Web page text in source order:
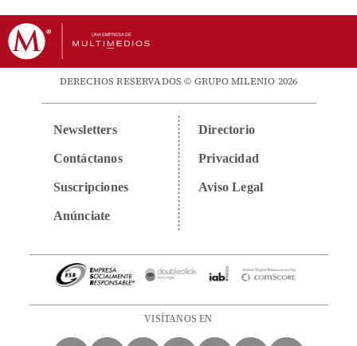
DERECHOS RESERVADOS © GRUPO MILENIO 2026
Newsletters
Contáctanos
Suscripciones
Anúnciate
Directorio
Privacidad
Aviso Legal
VISÍTANOS EN